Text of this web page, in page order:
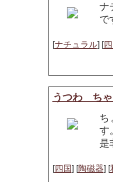
ナ
で
[ナチュラル] [四
うつわ ちゃ
ち
す。
是
[四国] [陶磁器] [